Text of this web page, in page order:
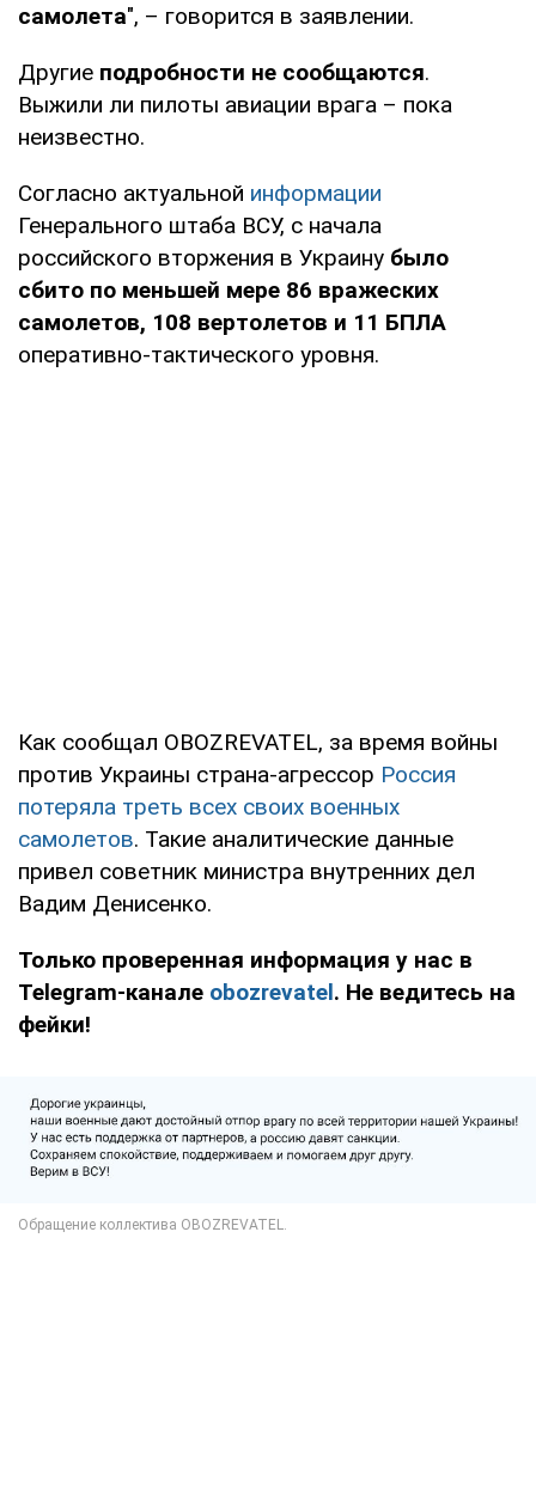
самолета", – говорится в заявлении.
Другие подробности не сообщаются.
Выжили ли пилоты авиации врага – пока
неизвестно.
Согласно актуальной информации
Генерального штаба ВСУ, с начала
российского вторжения в Украину было
сбито по меньшей мере 86 вражеских
самолетов, 108 вертолетов и 11 БПЛА
оперативно-тактического уровня.
Как сообщал OBOZREVATEL, за время войны
против Украины страна-агрессор Россия
потеряла треть всех своих военных
самолетов. Такие аналитические данные
привел советник министра внутренних дел
Вадим Денисенко.
Только проверенная информация у нас в
Telegram-канале obozrevatel. Не ведитесь на
фейки!